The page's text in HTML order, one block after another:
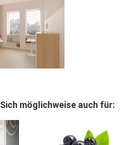
möglichweise auch für: